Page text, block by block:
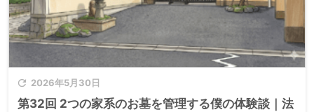
 2026年5月30日
第32回 2つの家系のお墓を管理する僕の体験談｜法